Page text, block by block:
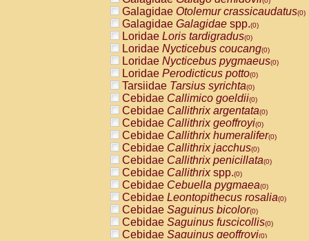
Galagidae Otolemur crassicaudatus(0)
Galagidae Galagidae spp.(0)
Loridae Loris tardigradus(0)
Loridae Nycticebus coucang(0)
Loridae Nycticebus pygmaeus(0)
Loridae Perodicticus potto(0)
Tarsiidae Tarsius syrichta(0)
Cebidae Callimico goeldii(0)
Cebidae Callithrix argentata(0)
Cebidae Callithrix geoffroyi(0)
Cebidae Callithrix humeralifer(0)
Cebidae Callithrix jacchus(0)
Cebidae Callithrix penicillata(0)
Cebidae Callithrixspp.(0)
Cebidae Cebuella pygmaea(0)
Cebidae Leontopithecus rosalia(0)
Cebidae Saguinus bicolor(0)
Cebidae Saguinus fuscicollis(0)
Cebidae Saguinus geoffroyi(0)